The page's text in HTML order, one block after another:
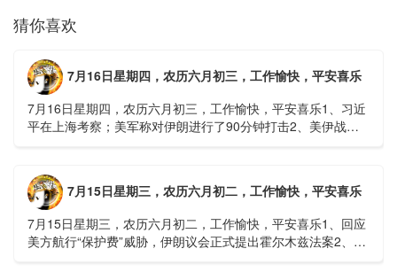
猜你喜欢
7月16日星期四，农历六月初三，工作愉快，平安喜乐
7月16日星期四，农历六月初三，工作愉快，平安喜乐1、习近
平在上海考察；美军称对伊朗进行了90分钟打击2、美伊战争
7月15日星期三，农历六月初二，工作愉快，平安喜乐
7月15日星期三，农历六月初二，工作愉快，平安喜乐1、回应
美方航行“保护费”威胁，伊朗议会正式提出霍尔木兹法案2、全